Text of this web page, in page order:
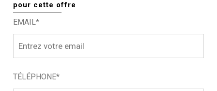
pour cette offre
EMAIL*
TÉLÉPHONE*